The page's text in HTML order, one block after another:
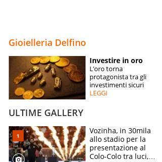
ESPERTI
CONTATTI
Gioielleria Delfino
Investire in oro
L’oro torna
protagonista tra gli
investimenti sicuri
LEGGI
ULTIME GALLERY
Vozinha, in 30mila
allo stadio per la
presentazione al
Colo-Colo tra luci,